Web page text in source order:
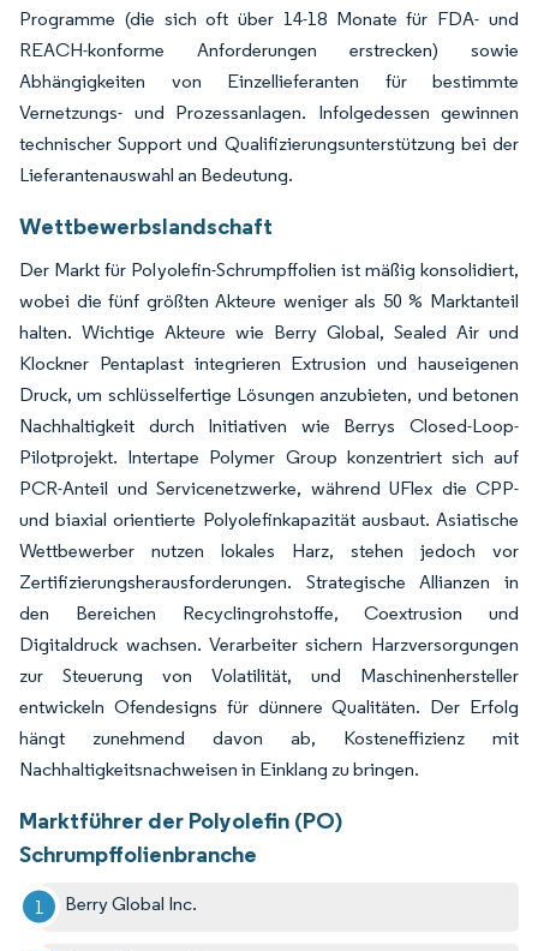
Programme (die sich oft über 14-18 Monate für FDA- und
REACH-konforme Anforderungen erstrecken) sowie
Abhängigkeiten von Einzellieferanten für bestimmte
Vernetzungs- und Prozessanlagen. Infolgedessen gewinnen
technischer Support und Qualifizierungsunterstützung bei der
Lieferantenauswahl an Bedeutung.
Wettbewerbslandschaft
Der Markt für Polyolefin-Schrumpffolien ist mäßig konsolidiert,
wobei die fünf größten Akteure weniger als 50 % Marktanteil
halten. Wichtige Akteure wie Berry Global, Sealed Air und
Klockner Pentaplast integrieren Extrusion und hauseigenen
Druck, um schlüsselfertige Lösungen anzubieten, und betonen
Nachhaltigkeit durch Initiativen wie Berrys Closed-Loop-
Pilotprojekt. Intertape Polymer Group konzentriert sich auf
PCR-Anteil und Servicenetzwerke, während UFlex die CPP-
und biaxial orientierte Polyolefinkapazität ausbaut. Asiatische
Wettbewerber nutzen lokales Harz, stehen jedoch vor
Zertifizierungsherausforderungen. Strategische Allianzen in
den Bereichen Recyclingrohstoffe, Coextrusion und
Digitaldruck wachsen. Verarbeiter sichern Harzversorgungen
zur Steuerung von Volatilität, und Maschinenhersteller
entwickeln Ofendesigns für dünnere Qualitäten. Der Erfolg
hängt zunehmend davon ab, Kosteneffizienz mit
Nachhaltigkeitsnachweisen in Einklang zu bringen.
Marktführer der Polyolefin (PO)
Schrumpffolienbranche
Berry Global Inc.